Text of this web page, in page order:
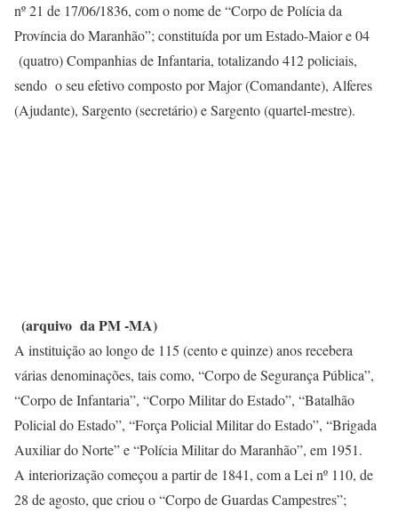
nº 21 de 17/06/1836, com o nome de “Corpo de Polícia da
Província do Maranhão”; constituída por um Estado-Maior e 04
(quatro) Companhias de Infantaria, totalizando 412 policiais,
sendo o seu efetivo composto por Major (Comandante), Alferes
(Ajudante), Sargento (secretário) e Sargento (quartel-mestre).
(arquivo da PM -MA)
A instituição ao longo de 115 (cento e quinze) anos recebera
várias denominações, tais como, “Corpo de Segurança Pública”,
“Corpo de Infantaria”, “Corpo Militar do Estado”, “Batalhão
Policial do Estado”, “Força Policial Militar do Estado”, “Brigada
Auxiliar do Norte” e “Polícia Militar do Maranhão”, em 1951.
A interiorização começou a partir de 1841, com a Lei nº 110, de
28 de agosto, que criou o “Corpo de Guardas Campestres”;